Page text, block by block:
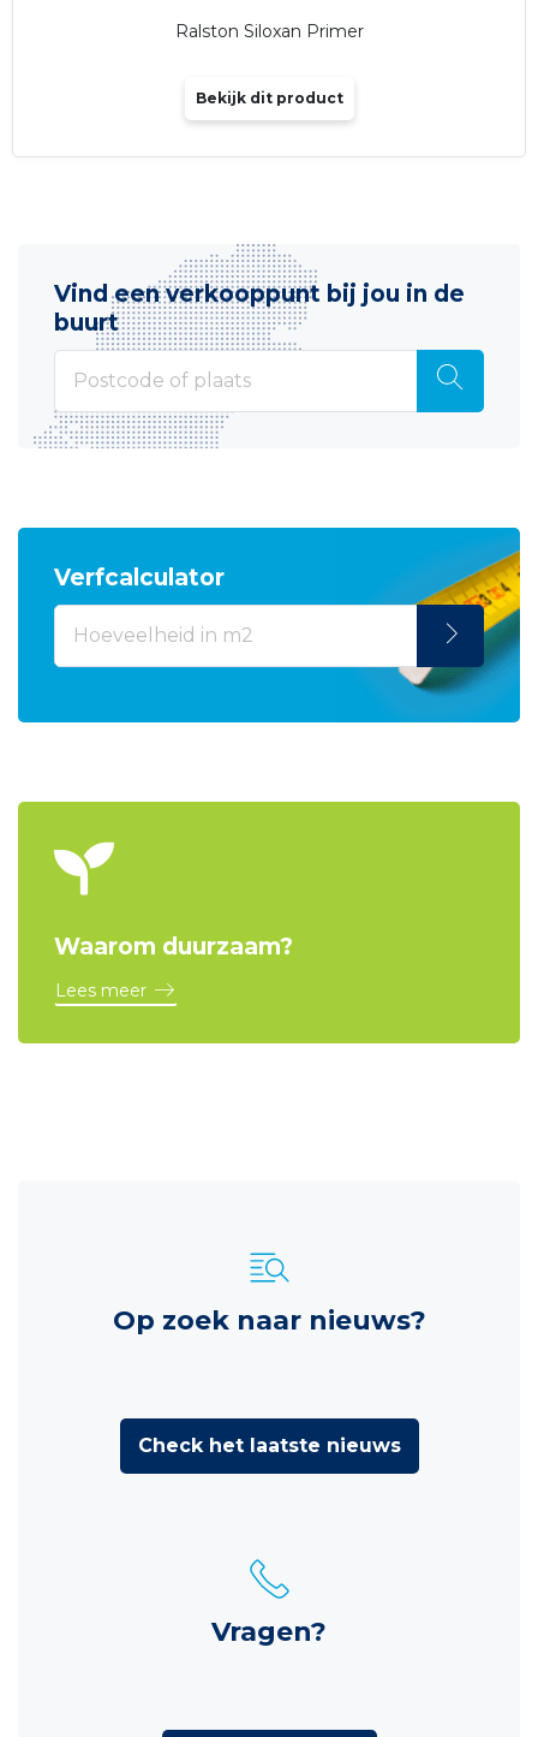
Ralston Siloxan Primer
Bekijk dit product
Vind een verkooppunt bij jou in de
buurt
Verfcalculator
Waarom duurzaam?
Lees meer
Op zoek naar nieuws?
Check het laatste nieuws
Vragen?